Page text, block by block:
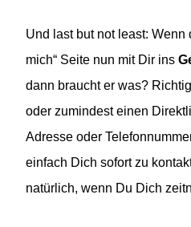
Und last but not least: Wenn
mich“ Seite nun mit Dir ins
dann braucht er was?
oder zumindest einen
Adresse oder
einfach Dich sofort zu
natürlich, wenn Du Dich